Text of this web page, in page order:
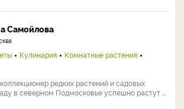
Самойлова
Кулинария
Комнатные растения
редких растений и садовых
в северном Подмосковье успешно растут ...